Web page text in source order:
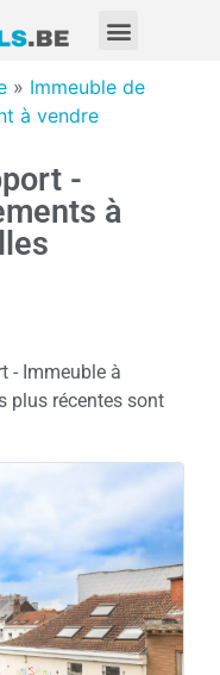
» Immeuble de
à vendre
-
à
- Immeuble à
plus récentes sont